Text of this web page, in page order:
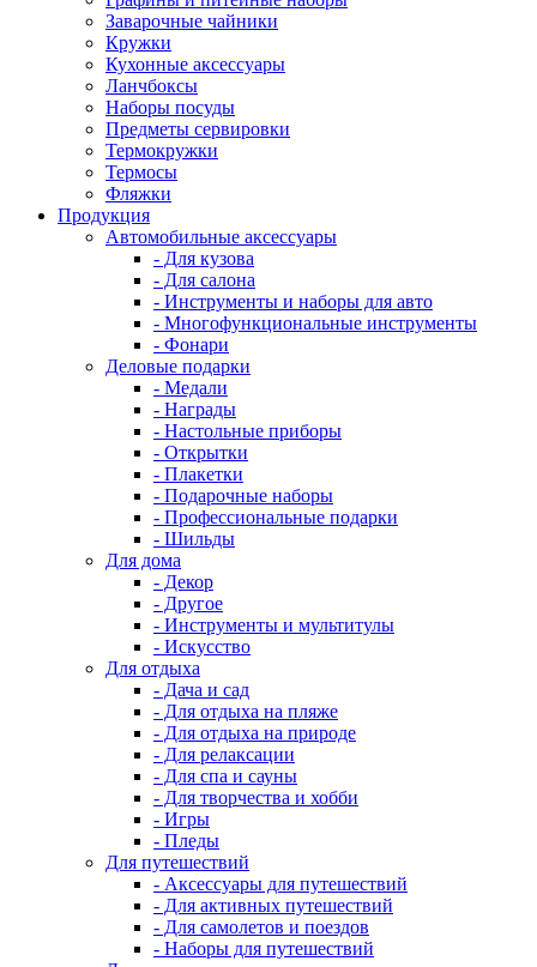
Заварочные чайники
Кружки
Кухонные аксессуары
Ланчбоксы
Наборы посуды
Предметы сервировки
Термокружки
Термосы
Фляжки
Продукция
Автомобильные аксессуары
- Для кузова
- Для салона
- Инструменты и наборы для авто
- Многофункциональные инструменты
- Фонари
Деловые подарки
- Медали
- Награды
- Настольные приборы
- Открытки
- Плакетки
- Подарочные наборы
- Профессиональные подарки
- Шильды
Для дома
- Декор
- Другое
- Инструменты и мультитулы
- Искусство
Для отдыха
- Дача и сад
- Для отдыха на пляже
- Для отдыха на природе
- Для релаксации
- Для спа и сауны
- Для творчества и хобби
- Игры
- Пледы
Для путешествий
- Аксессуары для путешествий
- Для активных путешествий
- Для самолетов и поездов
- Наборы для путешествий